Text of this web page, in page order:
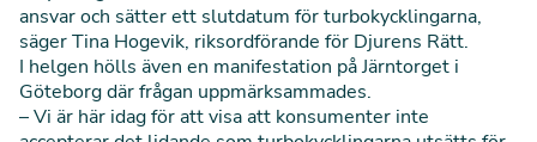
ansvar och sätter ett slutdatum för turbokycklingarna,
säger Tina Hogevik, riksordförande för Djurens Rätt.
I helgen hölls även en manifestation på Järntorget i
Göteborg där frågan uppmärksammades.
– Vi är här idag för att visa att konsumenter inte